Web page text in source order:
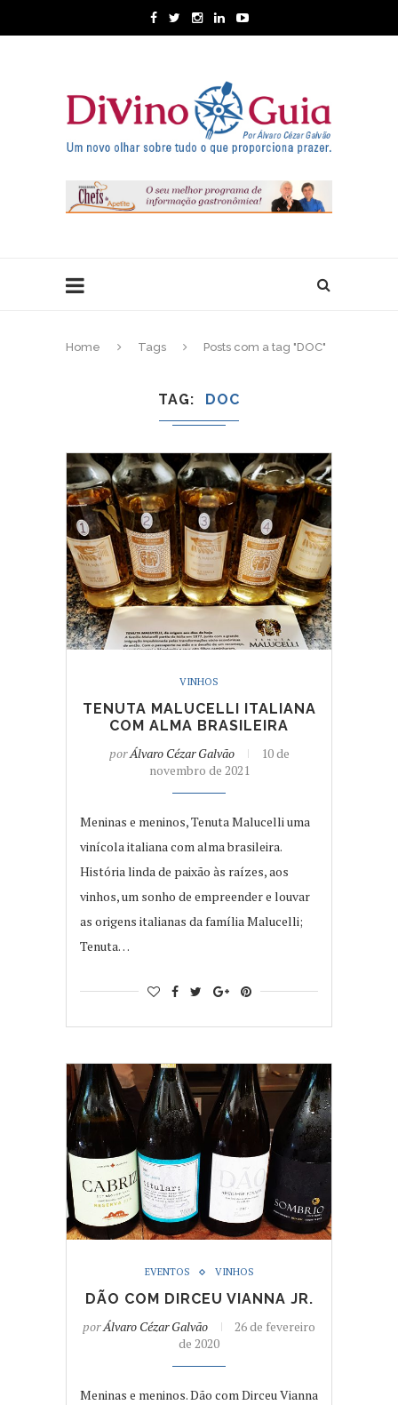
Home Tags Posts com a tag "DOC"
TAG DOC
VINHOS
TENUTA MALUCELLI ITALIANA
COM ALMA BRASILEIRA
porÁlvaro Cézar Galvão
10 de
novembro de 2021
Meninas e meninos, Tenuta Malucelli uma
vinícola italiana com alma brasileira.
História linda de paixão às raízes, aos
vinhos, um sonho de empreender e louvar
as origens italianas da família Malucelli;
Tenuta…
EVENTOS VINHOS
DÃO COM DIRCEU VIANNA JR.
porÁlvaro Cézar Galvão
26 de fevereiro
de 2020
Meninas e meninos. Dão com Dirceu Vianna